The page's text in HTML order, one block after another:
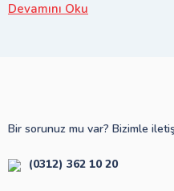
Devamını Oku
Bir sorunuz mu var? Bizimle
(0312) 362 10 20